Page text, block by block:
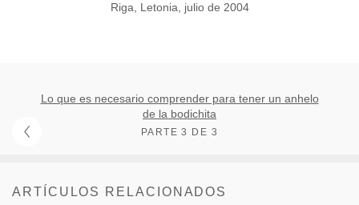
Riga, Letonia, julio de 2004
Lo que es necesario comprender para tener un anhelo
de la bodichita
PARTE 3 DE 3
ARTÍCULOS RELACIONADOS